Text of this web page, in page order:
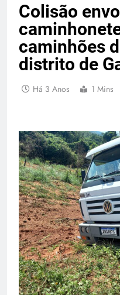
Colisão
caminhões
distrito de
Há 3 Anos 1 Mins